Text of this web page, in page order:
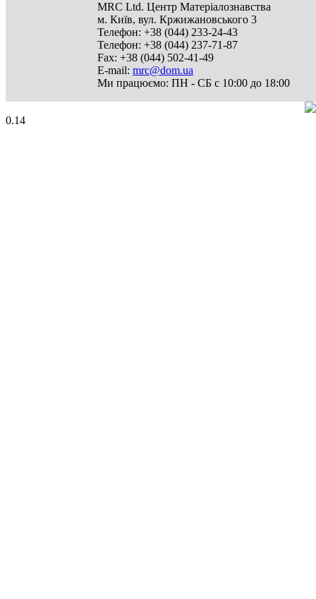
MRC Ltd. Центр Матеріалознавства
м. Київ, вул. Кржижановського 3
Телефон: +38 (044) 233-24-43
Телефон: +38 (044) 237-71-87
Fax: +38 (044) 502-41-49
E-mail: mrc@dom.ua
Ми працюємо: ПН - СБ с 10:00 до 18:00
0.14